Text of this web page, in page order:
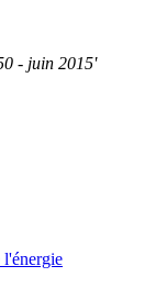
- juin 2015'
l'énergie